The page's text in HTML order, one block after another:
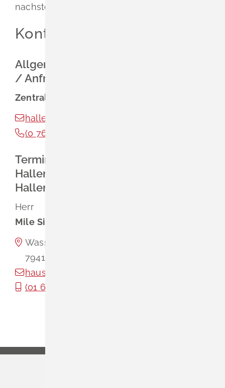
nachstehende Kontaktperson.
Kontakt
Allgemeine u. vertragliche Anliegen
/ Anfragen
Zentrale
hallen@schliengen.de
(0 76
Terminvereinbarung
Hallenbesichtigung /
Hallenübergabe
Herr
Mile Simic
Wasserschloss Entenstein
79418
hausmeister@schliengen.de
(01 60) 1